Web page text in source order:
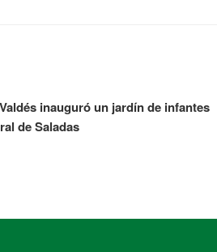
inauguró un jardín de infantes
de Saladas